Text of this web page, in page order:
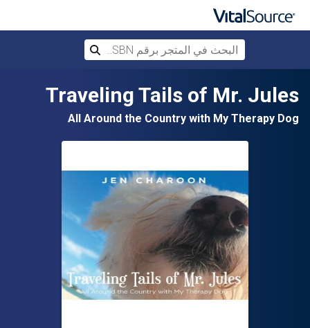
تخطي إلى المحتوى الرئيسي
Traveling Tails of Mr. Jules
All Around the Country with My Therapy Dog